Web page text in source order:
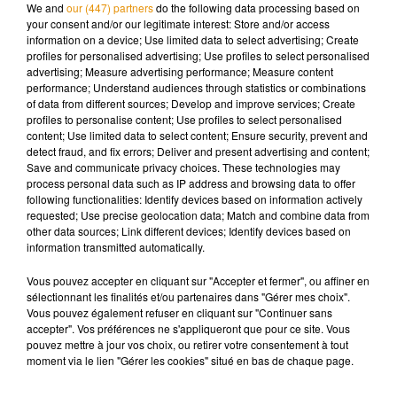
écopé de quatre mois de prison ferme.
Musique
7 août 2026
Madonna sort enfin le remix de « Love
Sensation » avec Kylie Minogue
7 août 2026
Angèle et Amélie Lens dévoilent leur
collaboration tant attendue
We and our (447) partnersdo the following data processing based on
your consent and/or our legitimate interest: Store and/or access
information on a device; Use limited data to select advertising; Create
profiles for personalised advertising; Use profiles to select personalised
advertising; Measure advertising performance; Measure content
performance; Understand audiences through statistics or combinations
of data from different sources; Develop and improve services; Create
profiles to personalise content; Use profiles to select personalised
content; Use limited data to select content; Ensure security, prevent and
detect fraud, and fix errors; Deliver and present advertising and content;
Save and communicate privacy choices. These technologies may
process personal data such as IP address and browsing data to offer
following functionalities: Identify devices based on information actively
requested; Use precise geolocation data; Match and combine data from
other data sources; Link different devices; Identify devices based on
information transmitted automatically.
Vous pouvez accepter en cliquant sur "Accepter et fermer", ou affiner en
sélectionnant les finalités et/ou partenaires dans "Gérer mes choix".
Vous pouvez également refuser en cliquant sur "Continuer sans
accepter". Vos préférences ne s'appliqueront que pour ce site. Vous
pouvez mettre à jour vos choix, ou retirer votre consentement à tout
moment via le lien "Gérer les cookies" situé en bas de chaque page.